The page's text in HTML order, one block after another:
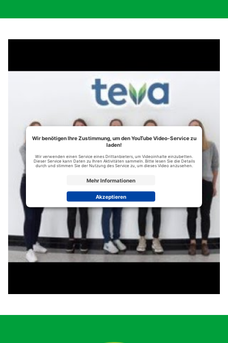
Wir benötigen Ihre Zustimmung, um den YouTube Video-Service zu
laden!
Wir verwenden einen Service eines Drittanbieters, um Videoinhalte einzubetten.
Dieser Service kann Daten zu Ihren Aktivitäten sammeln. Bitte lesen Sie die Details
durch und stimmen Sie der Nutzung des Service zu, um dieses Video anzusehen.
Mehr Informationen
Akzeptieren